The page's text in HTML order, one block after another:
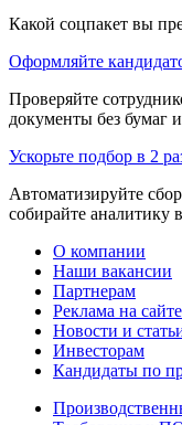
Какой соцпакет вы
Оформляйте
Проверяйте
документы без бумаг
Ускорьте подбор в 2
Автоматизируйте
собирайте аналитику
О компании
Наши вакансии
Партнерам
Реклама на сайте
Новости и
Инвесторам
Кандидаты по